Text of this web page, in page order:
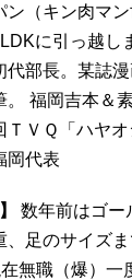
ン（キン肉マン
に引っ越し
代部長。某誌
。 福岡吉本＆
ＶＱ「ハヤ
岡代表
数年前はゴー
足のサイズ
無職（爆）一